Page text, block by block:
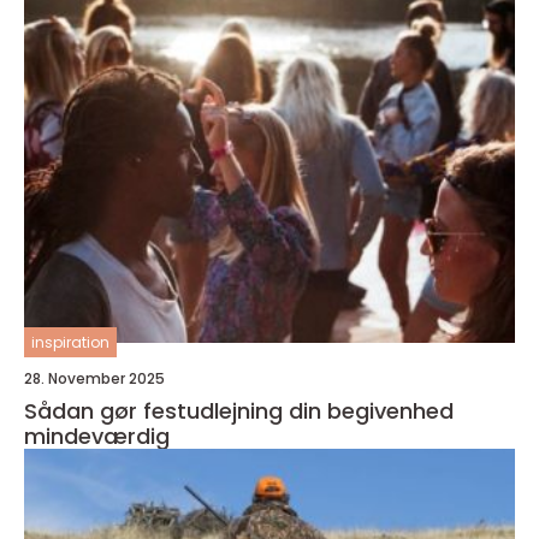
inspiration
28. November 2025
Sådan gør festudlejning din begivenhed
mindeværdig